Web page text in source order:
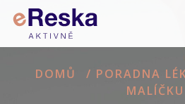
DOMŮ / PORADNA
MALÍČKU